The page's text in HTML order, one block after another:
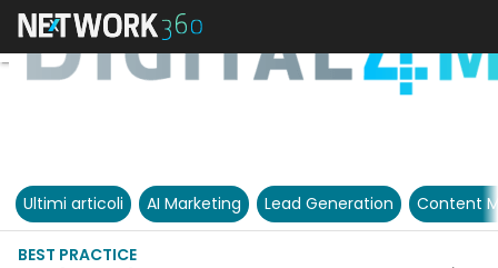
Ultimi articoli AI Marketing Lead Generation Content
BEST PRACTICE